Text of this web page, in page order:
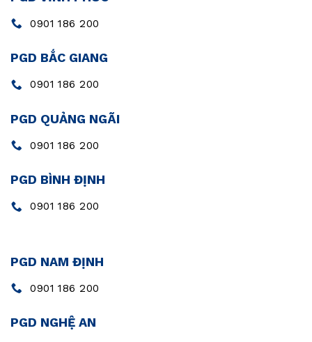
0901 186 200
PGD BẮC GIANG
0901 186 200
PGD QUẢNG NGÃI
0901 186 200
PGD BÌNH ĐỊNH
0901 186 200
PGD NAM ĐỊNH
0901 186 200
PGD NGHỆ AN